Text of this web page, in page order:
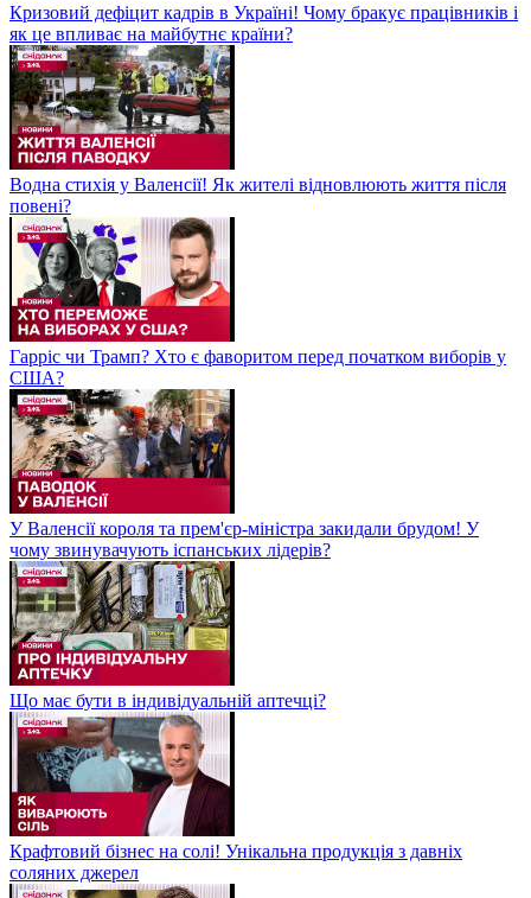
Кризовий дефіцит кадрів в Україні! Чому бракує працівників і
як це впливає на майбутнє країни?
Водна стихія у Валенсії! Як жителі відновлюють життя після
повені?
Гарріс чи Трамп? Хто є фаворитом перед початком виборів у
США?
У Валенсії короля та прем'єр-міністра закидали брудом! У
чому звинувачують іспанських лідерів?
Що має бути в індивідуальній аптечці?
Крафтовий бізнес на солі! Унікальна продукція з давніх
соляних джерел